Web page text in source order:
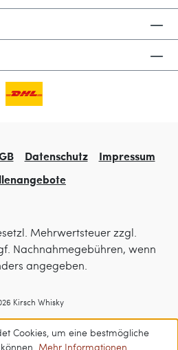
Datenschutz
Impressum
Mehrwertsteuer zzgl.
Nachnahmegebühren, wenn
angegeben.
Kirsch Whisky
Cookies, um eine bestmögliche
Mehr Informationen ...